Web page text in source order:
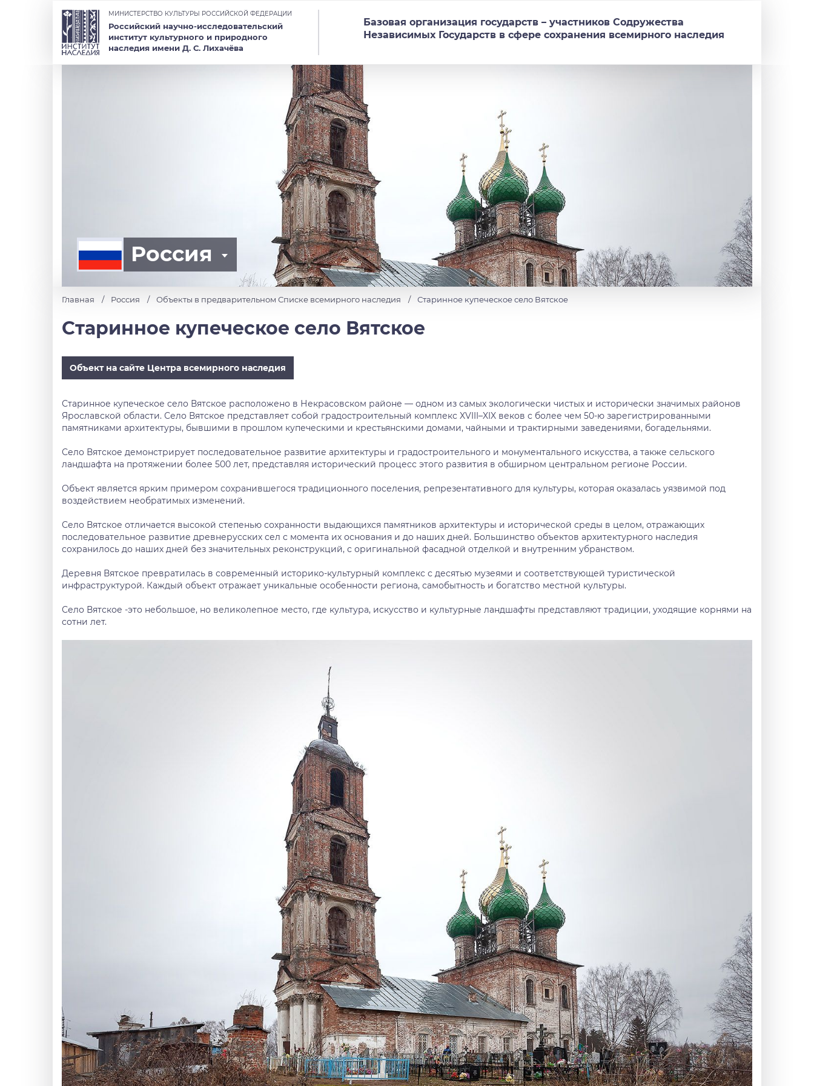
МИНИСТЕРСТВО КУЛЬТУРЫ РОССИЙСКОЙ ФЕДЕРАЦИИ
Российский научно-исследовательский
институт культурного и природного
наследия имени Д. С. Лихачёва
Базовая организация государств – участников Содружества
Независимых Государств в сфере сохранения всемирного наследия
Россия
Главная Россия Объекты в предварительном Списке всемирного наследия Старинное купеческое село Вятское
Старинное купеческое село Вятское
Объект на сайте Центра всемирного наследия
Старинное купеческое село Вятское расположено в Некрасовском районе — одном из самых экологически чистых и исторически значимых районов
Ярославской области. Село Вятское представляет собой градостроительный комплекс XVIII–XIX веков с более чем 50-ю зарегистрированными
памятниками архитектуры, бывшими в прошлом купеческими и крестьянскими домами, чайными и трактирными заведениями, богадельнями.
Село Вятское демонстрирует последовательное развитие архитектуры и градостроительного и монументального искусства, а также сельского
ландшафта на протяжении более 500 лет, представляя исторический процесс этого развития в обширном центральном регионе России.
Объект является ярким примером сохранившегося традиционного поселения, репрезентативного для культуры, которая оказалась уязвимой под
воздействием необратимых изменений.
Село Вятское отличается высокой степенью сохранности выдающихся памятников архитектуры и исторической среды в целом, отражающих
последовательное развитие древнерусских сел с момента их основания и до наших дней. Большинство объектов архитектурного наследия
сохранилось до наших дней без значительных реконструкций, с оригинальной фасадной отделкой и внутренним убранством.
Деревня Вятское превратилась в современный историко-культурный комплекс с десятью музеями и соответствующей туристической
инфраструктурой. Каждый объект отражает уникальные особенности региона, самобытность и богатство местной культуры.
Село Вятское -это небольшое, но великолепное место, где культура, искусство и культурные ландшафты представляют традиции, уходящие корнями на
сотни лет.